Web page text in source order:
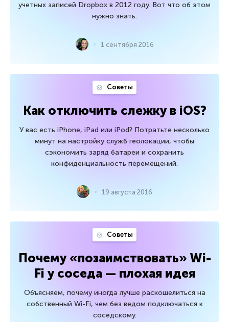
учетных записей Dropbox в 2012 году. Вот что об этом
нужно знать.
1 сентября 2016
Советы
Как отключить слежку в iOS?
У вас есть iPhone, iPad или iPod? Потратьте несколько
минут на настройку служб геолокации, чтобы
сэкономить заряд батареи и сохранить
конфиденциальность перемещений.
19 августа 2016
Советы
Почему «позаимствовать» Wi-
Fi у соседа — плохая идея
Объясняем, почему иногда лучше раскошелиться на
собственный Wi-Fi, чем без ведом подключаться к
соседскому.